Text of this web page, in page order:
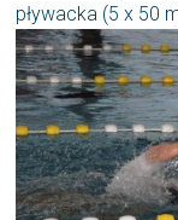
pływacka (5 x 50